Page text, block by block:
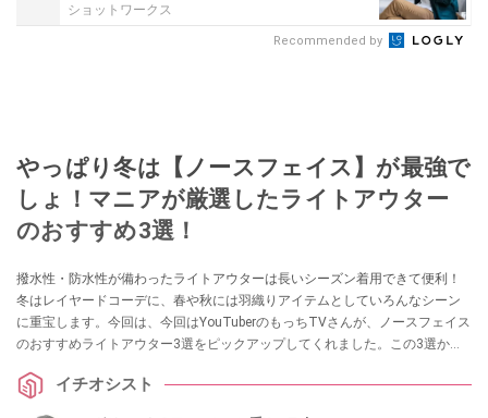
ショットワークス
Recommended by
やっぱり冬は【ノースフェイス】が最強で
しょ！マニアが厳選したライトアウター
のおすすめ3選！
撥水性・防水性が備わったライトアウターは長いシーズン着用できて便利！
冬はレイヤードコーデに、春や秋には羽織りアイテムとしていろんなシーン
に重宝します。今回は、今回はYouTuberのもっちTVさんが、ノースフェイス
のおすすめライトアウター3選をピックアップしてくれました。この3選から
イチオシスト